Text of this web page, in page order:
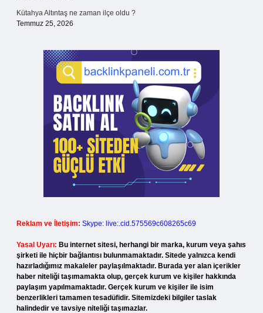
Kütahya Altıntaş ne zaman ilçe oldu ?
Temmuz 25, 2026
Reklam ve İletişim: Skype: live:.cid.575569c608265c69
Yasal Uyarı: Bu internet sitesi, herhangi bir marka, kurum veya şahıs
şirketi ile hiçbir bağlantısı bulunmamaktadır. Sitede yalnızca kendi
hazırladığımız makaleler paylaşılmaktadır. Burada yer alan içerikler
haber niteliği taşımamakta olup, gerçek kurum ve kişiler hakkında
paylaşım yapılmamaktadır. Gerçek kurum ve kişiler ile isim
benzerlikleri tamamen tesadüfidir. Sitemizdeki bilgiler taslak
halindedir ve tavsiye niteliği taşımazlar.